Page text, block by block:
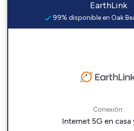
EarthLink
99% disponible en Oak
Conexión:
Internet 5G en casa